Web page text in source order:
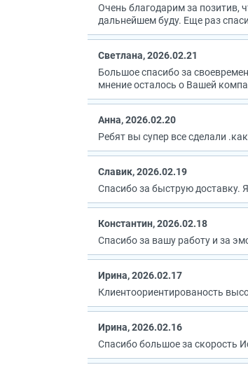
Очень благодарим за позитив,
дальнейшем буду. Еще раз
Светлана, 2026.02.21
Большое спасибо за
мнение осталось о Вашей
Анна, 2026.02.20
Ребят вы супер все сделали
Славик, 2026.02.19
Спасибо за быструю доставку.
Константин, 2026.02.18
Спасибо за вашу работу и за
Ирина, 2026.02.17
Клиентоориентированость
Ирина, 2026.02.16
Спасибо большое за скорость